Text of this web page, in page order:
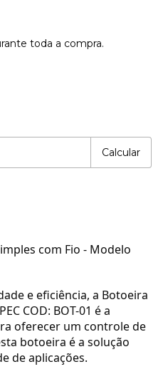
toda a compra.
Calcular
com Fio - Modelo
e eficiência, a Botoeira
COD: BOT-01 é a
oferecer um controle de
botoeira é a solução
de aplicações.